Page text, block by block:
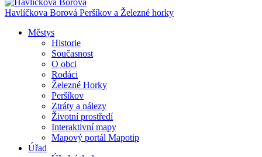
Havlíčkova Borová Peršíkov a Železné horky
Městys
Historie
Současnost
O obci
Rodáci
Železné Horky
Peršíkov
Ztráty a nálezy
Životní prostředí
Interaktivní mapy
Mapový portál Mapotip
Úřad